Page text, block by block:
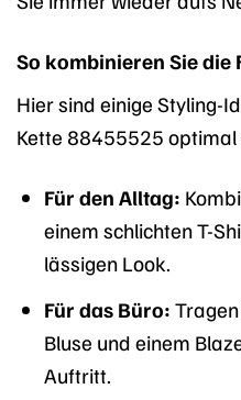
So kombinieren Sie die
Hier sind einige Styling-
Kette 88455525 optimal
Für den Alltag:
einem schlichten T-
lässigen Look.
Für das Büro:
Bluse und einem
Auftritt.